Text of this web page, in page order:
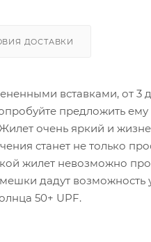
ДОСТАВКИ
вставками, от 3
предложить
очень яркий и
станет не только
жилет невозможно
дадут возможность
50+ UPF.